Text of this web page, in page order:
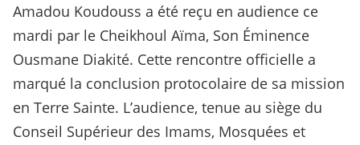
Amadou Koudouss a été reçu en audience ce
mardi par le Cheikhoul Aïma, Son Éminence
Ousmane Diakité. Cette rencontre officielle a
marqué la conclusion protocolaire de sa mission
en Terre Sainte. L’audience, tenue au siège du
Conseil Supérieur des Imams, Mosquées et